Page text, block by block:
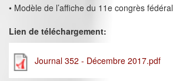
• Modèle de l’affiche du 11e congrès fédéral
Lien de téléchargement:
Journal 352 - Décembre 2017.pdf